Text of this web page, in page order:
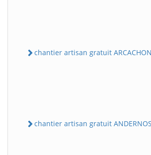
chantier artisan gratuit ARCACHON
chantier artisan gratuit